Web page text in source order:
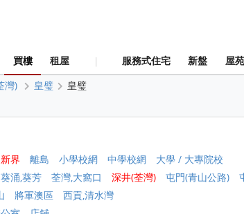
買樓 租屋 | 服務式住宅 新盤 屋
灣) 皇璧 皇璧
新界 離島 小學校網 中學校網
大學 / 大專院校
葵涌,葵芳 荃灣,大窩口 深井(荃灣) 屯門(青山公路)
將軍澳區
西貢,清水灣